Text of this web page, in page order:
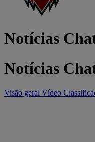
Notícias
Notícias
Visão geral Vídeo